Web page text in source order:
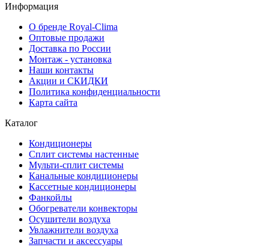
Информация
О бренде Royal-Clima
Оптовые продажи
Доставка по России
Монтаж - установка
Наши контакты
Акции и СКИДКИ
Политика конфиденциальности
Карта сайта
Каталог
Кондиционеры
Сплит системы настенные
Мульти-сплит системы
Канальные кондиционеры
Кассетные кондиционеры
Фанкойлы
Обогреватели конвекторы
Осушители воздуха
Увлажнители воздуха
Запчасти и аксессуары